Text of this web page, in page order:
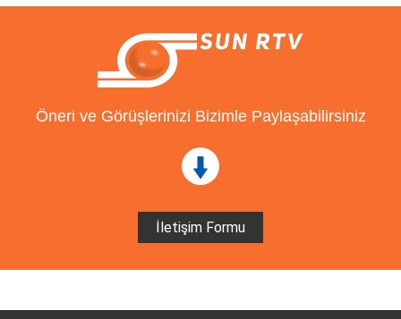
Öneri ve Görüşlerinizi Bizimle Paylaşabilirsiniz
İletişim Formu